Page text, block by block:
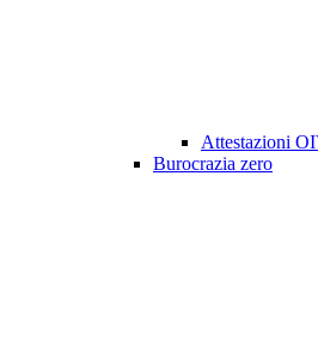
Attestazioni
Burocrazia zero